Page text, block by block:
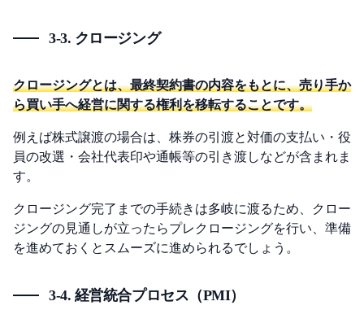
3-3. クロージング
クロージングとは、最終契約書の内容をもとに、売り手か
ら買い手へ経営に関する権利を移転することです。
例えば株式譲渡の場合は、株券の引渡と対価の支払い・役
員の改選・会社代表印や通帳等の引き渡しなどが含まれま
す。
クロージング完了までの手続きは多岐に渡るため、クロー
ジングの見通しが立ったらプレクロージングを行い、準備
を進めておくとスムーズに進められるでしょう。
3-4. 経営統合プロセス（PMI）